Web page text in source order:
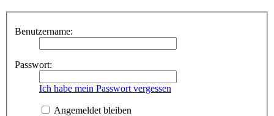
Benutzername:
Passwort:
Ich habe mein Passwort vergessen
Angemeldet bleiben